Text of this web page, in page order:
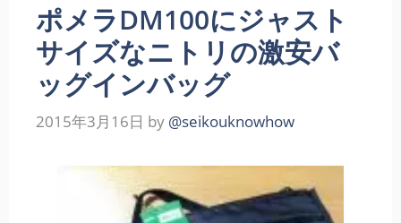
ポメラDM100にジャスト
サイズなニトリの激安バ
ッグインバッグ
2015年3月16日 by @seikouknowhow